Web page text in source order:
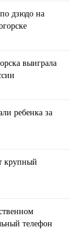
дзюдо на
выиграла
ребенка за
крупный
телефон